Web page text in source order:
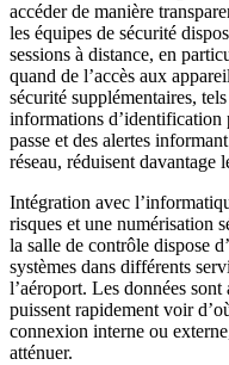
accéder de manière
les équipes de sécurité
sessions à distance, en
quand de l’accès aux
sécurité supplémentaires,
informations d’identification
passe et des alertes
réseau, réduisent davantage
Intégration avec
risques et une numérisation
la salle de contrôle dispose
systèmes dans différents
l’aéroport. Les données
puissent rapidement voir
connexion interne ou
atténuer.